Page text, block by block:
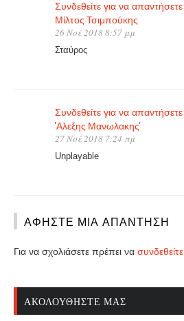
Συνδεθείτε για να απαντήσετε
Μίλτος Τσιμπούκης
26 Νοέ 2018 8:57 μμ
Σταύρος
Συνδεθείτε για να απαντήσετε
'Αλεξης Μανωλακης'
27 Νοέ 2018 7:24 πμ
Unplayable
ΑΦΉΣΤΕ ΜΙΑ ΑΠΆΝΤΗΣΗ
Για να σχολιάσετε πρέπει να συνδεθείτε
ΑΚΟΛΟΥΘΉΣΤΕ ΜΑΣ